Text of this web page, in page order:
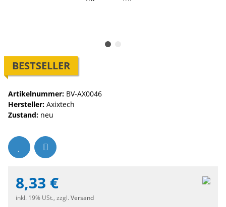
BESTSELLER
Artikelnummer: BV-AX0046
Hersteller: Axixtech
Zustand: neu
8,33 €
inkl. 19% USt., zzgl. Versand